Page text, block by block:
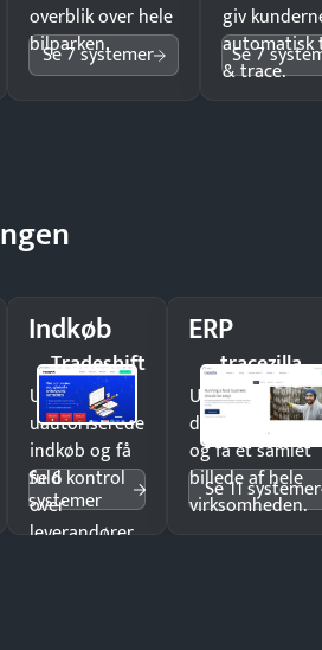
overblik over hele
bilparken.
Se 7 systemer
giv
automatisk
& trace.
Se 7
Indkøb
Tradeshift
Undgå
uautoriserede
indkøb og få
fuld kontrol
over
leverandører
Se 6
systemer
ERP
tracezilla
Undgå
og få ét samlet
billede af hele
virksomheden.
Se 11 systemer